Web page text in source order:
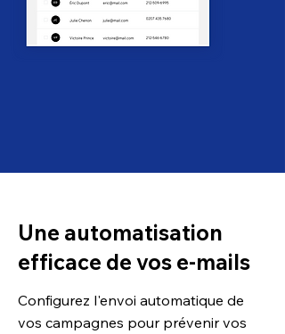
Une automatisation
efficace de vos e-mails
Configurez l'envoi automatique de
vos campagnes pour prévenir vos